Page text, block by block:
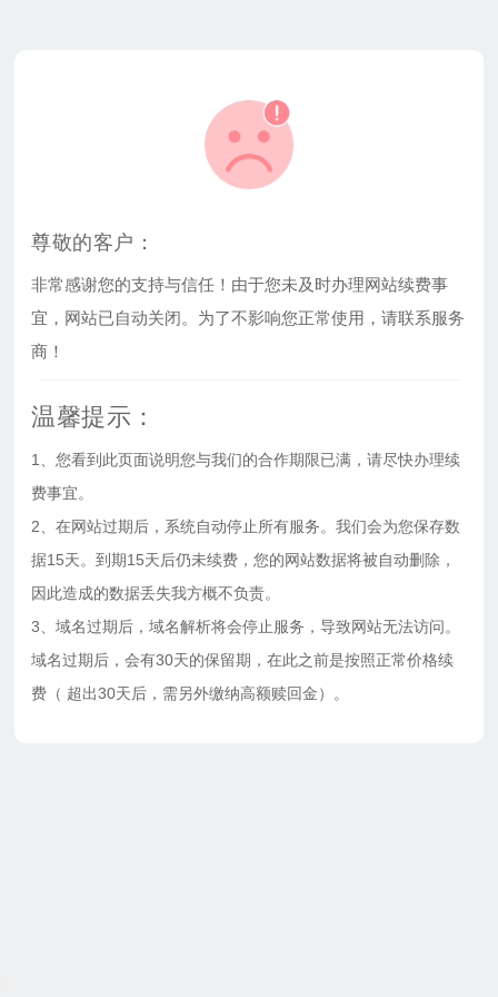
尊敬的客户：
非常感谢您的支持与信任！由于您未及时办理网站续费事
宜，网站已自动关闭。为了不影响您正常使用，请联系服务
商！
温馨提示：
1、您看到此页面说明您与我们的合作期限已满，请尽快办理续
费事宜。
2、在网站过期后，系统自动停止所有服务。我们会为您保存数
据15天。到期15天后仍未续费，您的网站数据将被自动删除，
因此造成的数据丢失我方概不负责。
3、域名过期后，域名解析将会停止服务，导致网站无法访问。
域名过期后，会有30天的保留期，在此之前是按照正常价格续
费（ 超出30天后，需另外缴纳高额赎回金）。